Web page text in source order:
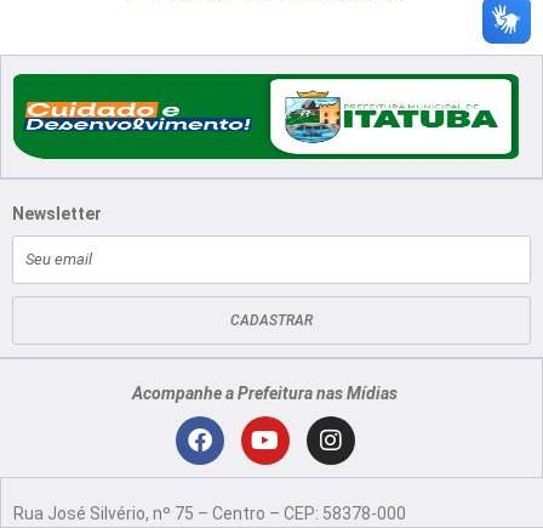
Newsletter
mail
CADASTRAR
Acompanhe a Prefeitura nas Mídias
F Y I
n
Rua José Silvério, nº 75 – Centro – CEP: 58378-000